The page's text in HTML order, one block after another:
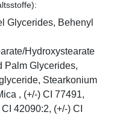
Glycerides, Behenyl
Hydroxystearate
Palm Glycerides,
Stearkonium
, (+/-) CI 77491,
42090:2, (+/-) CI